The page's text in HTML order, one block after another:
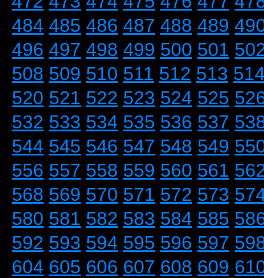
484 485 486 487 488 489
496 497 498 499 500 501
508 509 510 511 512 513
520 521 522 523 524 525
532 533 534 535 536 537
544 545 546 547 548 549
556 557 558 559 560 561
568 569 570 571 572 573
580 581 582 583 584 585
592 593 594 595 596 597
604 605 606 607 608 609